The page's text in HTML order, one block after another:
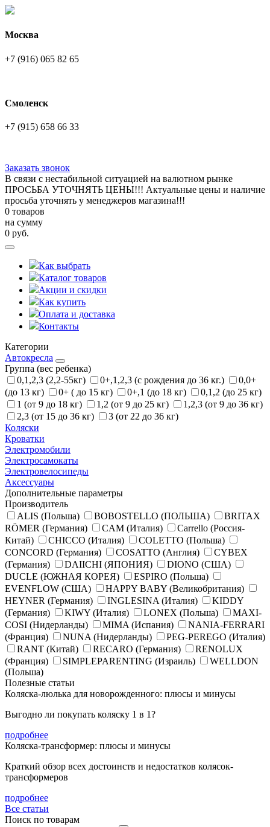
Москва
+7 (916) 065 82 65
Смоленск
+7 (915) 658 66 33
Заказать звонок
В связи с нестабильной ситуацией на валютном рынке
ПРОСЬБА УТОЧНЯТЬ ЦЕНЫ!!! Актуальные цены и наличие
просьба уточнять у менеджеров магазина!!!
0 товаров
на сумму
0 руб.
Как выбрать
Каталог товаров
Акции и скидки
Как купить
Оплата и доставка
Контакты
Категории
Автокресла
Группа (вес ребенка)
0,1,2,3 (2,2-55кг)
0+,1,2,3 (с рождения до 36 кг.)
0,0+
(до 13 кг)
0+ ( до 15 кг) 0+,1 (до 18 кг)
0,1,2 (до 25 кг)
1 (от 9 до 18 кг)
1,2 (от 9 до 25 кг)
1,2,3 (от 9 до 36 кг)
2,3 (от 15 до 36 кг)
3 (от 22 до 36 кг)
Коляски
Кроватки
Электромобили
Электросамокаты
Электровелосипеды
Аксессуары
Дополнительные параметры
Производитель
ALIS (Польша)
BOBOSTELLO (ПОЛЬША)
BRITAX
RÖMER (Германия)
CAM (Италия)
Carrello (Россия-
Китай)
CHICCO (Италия)
COLETTO (Польша)
CONCORD (Германия)
COSATTO (Англия)
CYBEX
(Германия)
DAIICHI (ЯПОНИЯ)
DIONO (США)
DUCLE (ЮЖНАЯ КОРЕЯ)
ESPIRO (Польша)
EVENFLOW (США)
HAPPY BABY (Великобритания)
HEYNER (Германия)
INGLESINA (Италия)
KIDDY
(Германия)
KIWY (Италия) LONEX (Польша)
MAXI-
COSI (Нидерланды)
MIMA (Испания)
NANIA-FERRARI
(Франция)
NUNA (Нидерланды)
PEG-PEREGO (Италия)
RANT (Китай)
RECARO (Германия)
RENOLUX
(Франция)
SIMPLEPARENTING (Израиль)
WELLDON
(Польша)
Полезные статьи
Коляска-люлька для новорожденного: плюсы и минусы
Выгодно ли покупать коляску 1 в 1?
подробнее
Коляска-трансформер: плюсы и минусы
Краткий обзор всех достоинств и недостатков колясок-
трансформеров
подробнее
Все статьи
Поиск по товарам